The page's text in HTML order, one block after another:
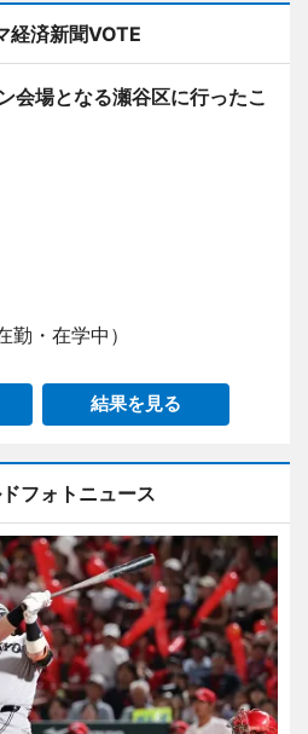
経済新聞VOTE
会場となる瀬谷区に行ったこ
勤・在学中）
結果を見る
フォトニュース